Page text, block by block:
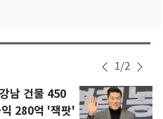
1/2
남 건물 450
280억 '잭팟'